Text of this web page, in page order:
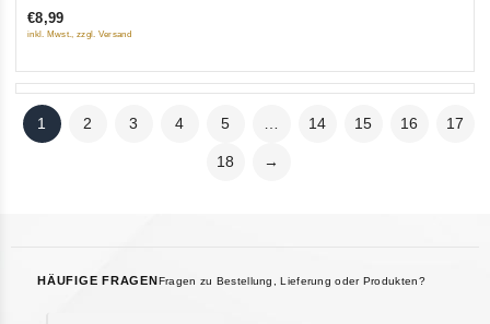
5
materialy, konzertnye wideo.
Solotaja kollekzija
€8,99
inkl. Mwst., zzgl. Versand
1 2 3 4 5 14 15 16 17
18 →
HÄUFIGE FRAGEN Fragen zu Bestellung, Lieferung oder Produkten?